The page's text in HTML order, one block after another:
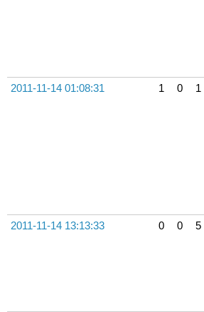
2011-11-14 01:08:31 1 0 1
2011-11-14 13:13:33 0 0 5